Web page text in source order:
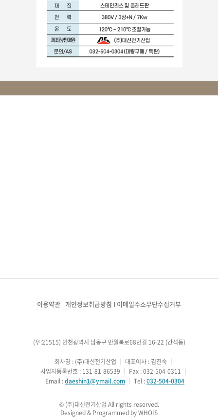
이용약관 개인정보취급방침 이메일주소무단수집거부
(우:21515) 인천광역시 남동구 만월북로68번길 16-22 (간석동)
        회사명 : (주)대신전기산업
대표이사 : 김진숙 ｜
        사업자등록번호 : 131-81-86539
Fax : 032-504-0311
        Email :
daeshin1@ymail.com Tel : 032-504-0304
© (주)대신전기산업 All rights reserved.
Designed & Programmed by WHOIS